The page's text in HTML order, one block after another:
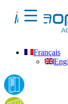
Français